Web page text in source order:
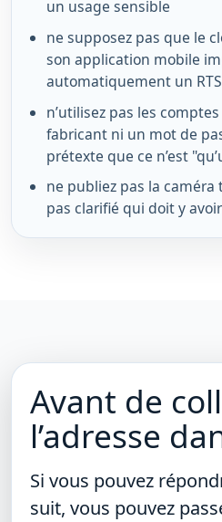
un usage sensible
ne supposez pas que le
son application mobile
automatiquement un
n’utilisez pas les
fabricant ni un mot de
prétexte que ce n’est
ne publiez pas la caméra
pas clarifié qui doit y
Avant de
l’adresse
Si vous pouvez
suit, vous pouvez